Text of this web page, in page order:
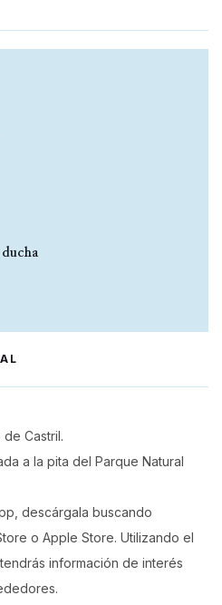
Castril.
a la pita del Parque Natural
descárgala buscando
o Apple Store. Utilizando el
información de interés